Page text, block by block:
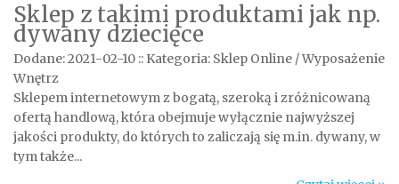
Sklep z takimi produktami jak np.
dywany dziecięce
Dodane: 2021-02-10 :: Kategoria: Sklep Online / Wyposażenie
Wnętrz
Sklepem internetowym z bogatą, szeroką i zróżnicowaną
ofertą handlową, która obejmuje wyłącznie najwyższej
jakości produkty, do których to zaliczają się m.in. dywany, w
tym także...